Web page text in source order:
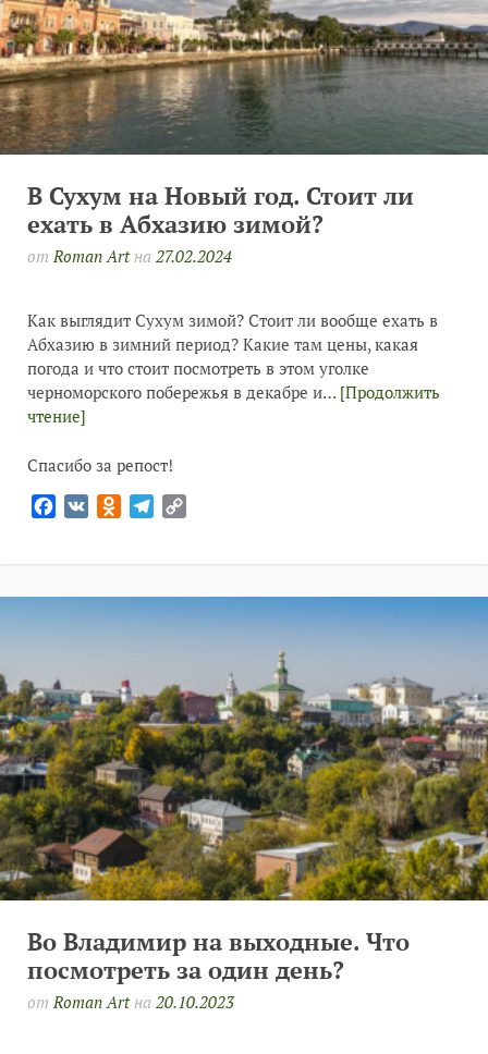
В Сухум на Новый год. Стоит ли
ехать в Абхазию зимой?
от Roman Artна 27.02.2024
Как выглядит Сухум зимой? Стоит ли вообще ехать в
Абхазию в зимний период? Какие там цены, какая
погода и что стоит посмотреть в этом уголке
черноморского побережья в декабре и… [Продолжить
чтение]
Спасибо за репост!
Facebook
VK Odnoklassniki
Telegram
Во Владимир на выходные. Что
посмотреть за один день?
от Roman Artна 20.10.2023